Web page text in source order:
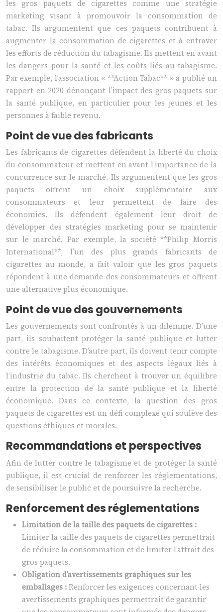
les gros paquets de cigarettes comme une stratégie
marketing visant à promouvoir la consommation de
tabac. Ils argumentent que ces paquets contribuent à
augmenter la consommation de cigarettes et à entraver
les efforts de réduction du tabagisme. Ils mettent en avant
les dangers pour la santé et les coûts liés au tabagisme.
Par exemple, l’association « **Action Tabac** » a publié un
rapport en 2020 dénonçant l’impact des gros paquets sur
la santé publique, en particulier pour les jeunes et les
personnes à faible revenu.
Point de vue des fabricants
Les fabricants de cigarettes défendent la liberté du choix
du consommateur et mettent en avant l’importance de la
concurrence sur le marché. Ils argumentent que les gros
paquets offrent un choix supplémentaire aux
consommateurs et leur permettent de faire des
économies. Ils défendent également leur droit de
développer des stratégies marketing pour se maintenir
sur le marché. Par exemple, la société **Philip Morris
International**, l’un des plus grands fabricants de
cigarettes au monde, a fait valoir que les gros paquets
répondent à une demande des consommateurs et offrent
une alternative plus économique.
Point de vue des gouvernements
Les gouvernements sont confrontés à un dilemme. D’une
part, ils souhaitent protéger la santé publique et lutter
contre le tabagisme. D’autre part, ils doivent tenir compte
des intérêts économiques et des aspects légaux liés à
l’industrie du tabac. Ils cherchent à trouver un équilibre
entre la protection de la santé publique et la liberté
économique. Dans ce contexte, la question des gros
paquets de cigarettes est un défi complexe qui soulève des
questions éthiques et morales.
Recommandations et perspectives
Afin de lutter contre le tabagisme et de protéger la santé
publique, il est crucial de renforcer les réglementations,
de sensibiliser le public et de poursuivre la recherche.
Renforcement des réglementations
Limitation de la taille des paquets de cigarettes :
Limiter la taille des paquets de cigarettes permettrait
de réduire la consommation et de limiter l’attrait des
gros paquets.
Obligation d’avertissements graphiques sur les
emballages :Renforcer les exigences concernant les
avertissements graphiques permettrait de garantir